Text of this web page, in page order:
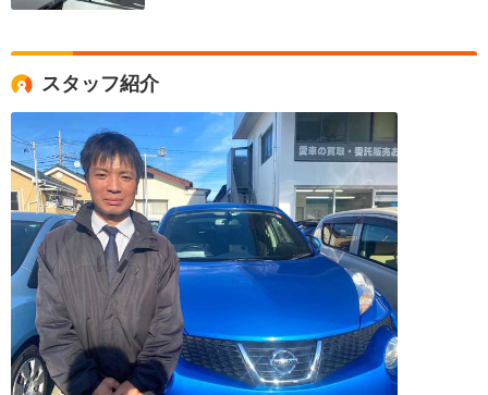
スタッフ紹介